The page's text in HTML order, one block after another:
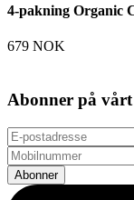
4-pakning Organic
679 NOK
Abonner på
Abonner